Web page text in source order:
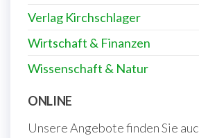
Verlag Kirchschlager
Wirtschaft & Finanzen
Wissenschaft & Natur
ONLINE
Unsere Angebote finden Sie